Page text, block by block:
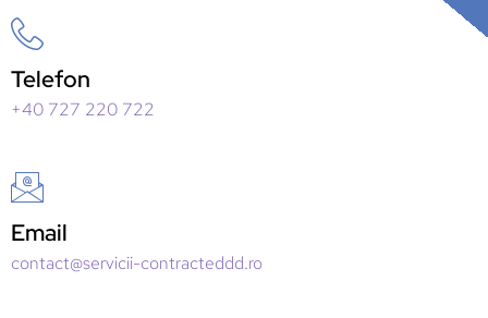
Telefon
+40 727 220 722
Email
contact@servicii-contracteddd.ro